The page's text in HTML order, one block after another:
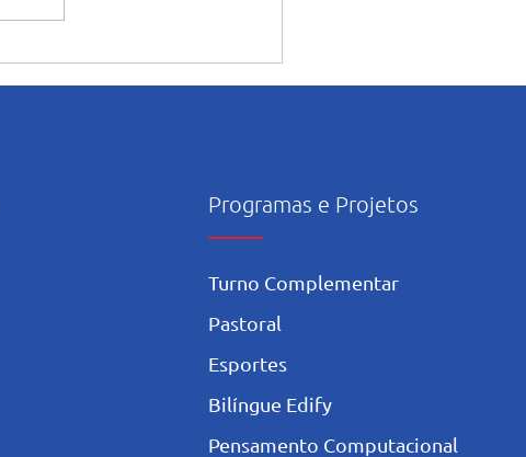
Programas e Projetos
Turno Complementar
Pastoral
Esportes
Bilíngue Edify
Pensamento Computacional